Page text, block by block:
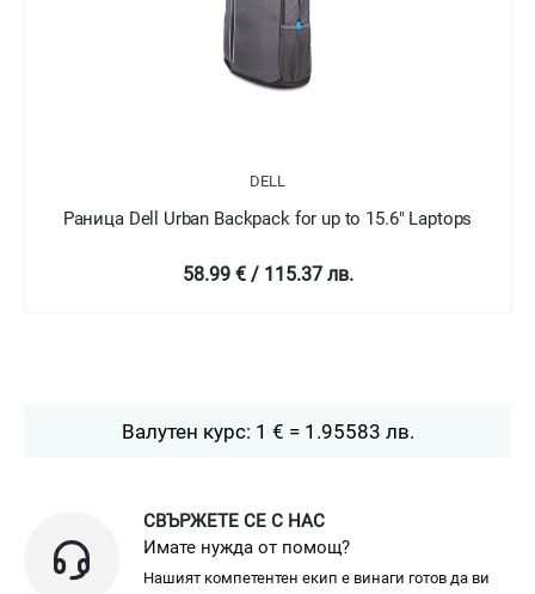
DELL
Раница Dell Urban Backpack for up to 15.6" Laptops
58.99 € / 115.37 лв.
Валутен курс: 1 € = 1.95583 лв.
СВЪРЖЕТЕ СЕ С НАС
Имате нужда от помощ?
Нашият компетентен екип е винаги готов да ви